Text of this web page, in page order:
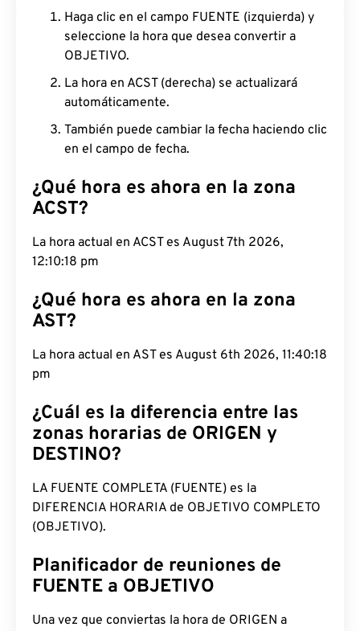
Haga clic en el campo FUENTE (izquierda) y
seleccione la hora que desea convertir a
OBJETIVO.
La hora en ACST (derecha) se actualizará
automáticamente.
También puede cambiar la fecha haciendo clic
en el campo de fecha.
¿Qué hora es ahora en la zona
ACST?
La hora actual en ACST es August 7th 2026,
12:10:19 pm
¿Qué hora es ahora en la zona
AST?
La hora actual en AST es August 6th 2026, 11:40:19
pm
¿Cuál es la diferencia entre las
zonas horarias de ORIGEN y
DESTINO?
LA FUENTE COMPLETA (FUENTE) es la
DIFERENCIA HORARIA de OBJETIVO COMPLETO
(OBJETIVO).
Planificador de reuniones de
FUENTE a OBJETIVO
Una vez que conviertas la hora de ORIGEN a